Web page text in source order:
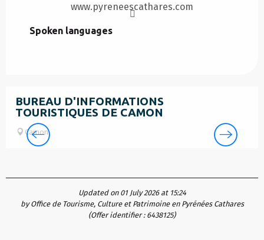
www.pyreneescathares.com
Spoken languages
Spoken languages
BUREAU D'INFORMATIONS
TOURISTIQUES DE CAMON
Camon
Updated on 01 July 2026 at 15:24
by Office de Tourisme, Culture et Patrimoine en Pyrénées Cathares
(Offer identifier : 6438125)